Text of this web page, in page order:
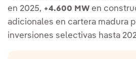
en 2025, +4.600 MW en
adicionales en cartera madura
inversiones selectivas hasta